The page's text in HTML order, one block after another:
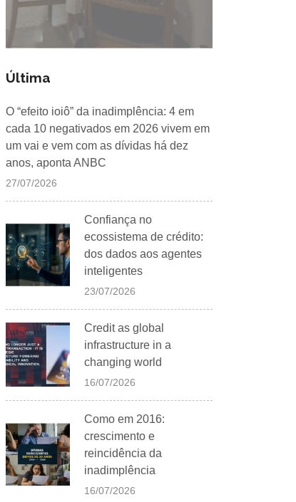
Última
O “efeito ioiô” da inadimplência: 4 em
cada 10 negativados em 2026 vivem em
um vai e vem com as dívidas há dez
anos, aponta ANBC
27/07/2026
Confiança no
ecossistema de crédito:
dos dados aos agentes
inteligentes
23/07/2026
Credit as global
infrastructure in a
changing world
16/07/2026
Como em 2016:
crescimento e
reincidência da
inadimplência
16/07/2026